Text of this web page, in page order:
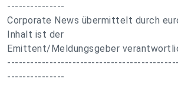
---------------
Corporate News übermittelt durch
Inhalt ist der
Emittent/Meldungsgeber
---------------